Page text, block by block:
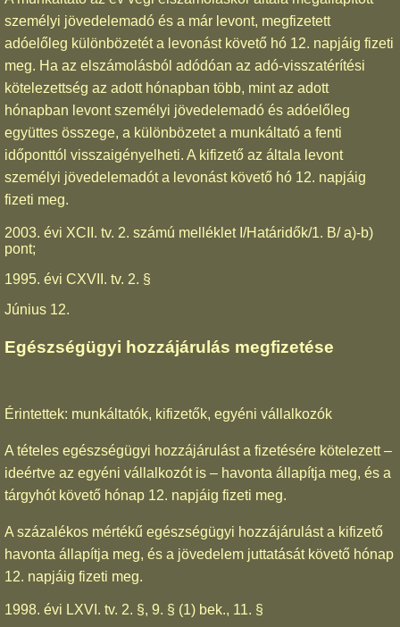
személyi jövedelemadó és a már levont, megfizetett
adóelőleg különbözetét a levonást követő hó 12. napjáig fizeti
meg. Ha az elszámolásból adódóan az adó-visszatérítési
kötelezettség az adott hónapban több, mint az adott
hónapban levont személyi jövedelemadó és adóelőleg
együttes összege, a különbözetet a munkáltató a fenti
időponttól visszaigényelheti. A kifizető az általa levont
személyi jövedelemadót a levonást követő hó 12. napjáig
fizeti meg.
2003. évi XCII. tv. 2. számú melléklet I/Határidők/1. B/ a)-b)
pont;
1995. évi CXVII. tv. 2. §
Június 12.
Egészségügyi hozzájárulás megfizetése
Érintettek: munkáltatók, kifizetők, egyéni vállalkozók
A tételes egészségügyi hozzájárulást a fizetésére kötelezett –
ideértve az egyéni vállalkozót is – havonta állapítja meg, és a
tárgyhót követő hónap 12. napjáig fizeti meg.
A százalékos mértékű egészségügyi hozzájárulást a kifizető
havonta állapítja meg, és a jövedelem juttatását követő hónap
12. napjáig fizeti meg.
1998. évi LXVI. tv. 2. §, 9. § (1) bek., 11. §